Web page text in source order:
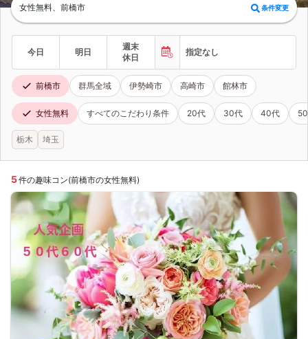
女性無料、前橋市 条件変更
今日 明日
週末
休日
指定なし
前橋市 群馬全域 伊勢崎市 高崎市 館林市
女性無料 すべてのこだわり条件 20代 30代 40代
栃木 埼玉
5件の趣味コン(前橋市の女性無料)